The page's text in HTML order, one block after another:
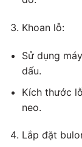
Khoan lỗ:
Sử dụng
dấu.
Kích thước
neo.
Lắp đặt